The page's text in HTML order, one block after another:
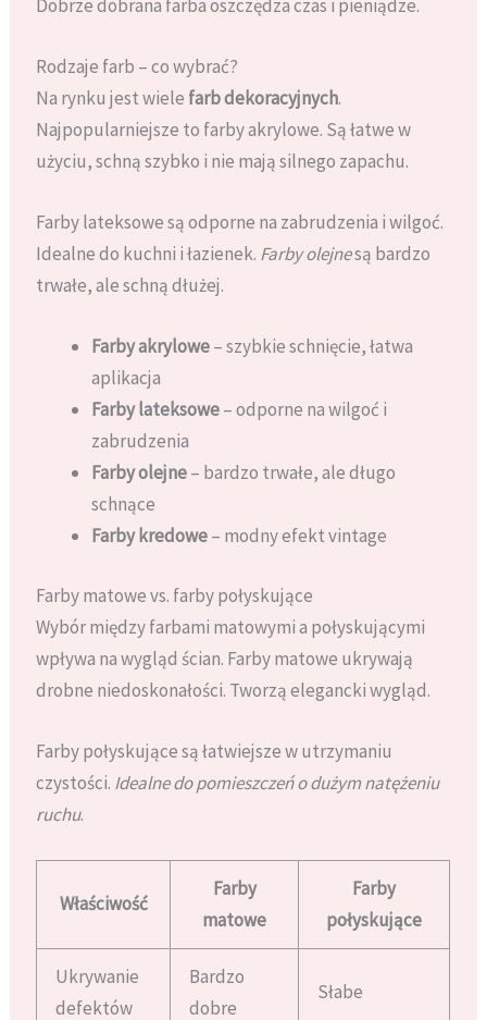
Dobrze dobrana farba oszczędza czas i pieniądze.
Rodzaje farb – co wybrać?
Na rynku jest wiele farb dekoracyjnych.
Najpopularniejsze to farby akrylowe. Są łatwe w
użyciu, schną szybko i nie mają silnego zapachu.
Farby lateksowe są odporne na zabrudzenia i wilgoć.
Idealne do kuchni i łazienek. Farby olejnesą bardzo
trwałe, ale schną dłużej.
Farby akrylowe– szybkie schnięcie, łatwa
aplikacja
Farby lateksowe– odporne na wilgoć i
zabrudzenia
Farby olejne– bardzo trwałe, ale długo
schnące
Farby kredowe– modny efekt vintage
Farby matowe vs. farby połyskujące
Wybór między farbami matowymi a połyskującymi
wpływa na wygląd ścian. Farby matowe ukrywają
drobne niedoskonałości. Tworzą elegancki wygląd.
Farby połyskujące są łatwiejsze w utrzymaniu
czystości. Idealne do pomieszczeń o dużym natężeniu
ruchu.
Właściwość
Farby
matowe
Farby
połyskujące
Ukrywanie
defektów
Bardzo
dobre
Słabe